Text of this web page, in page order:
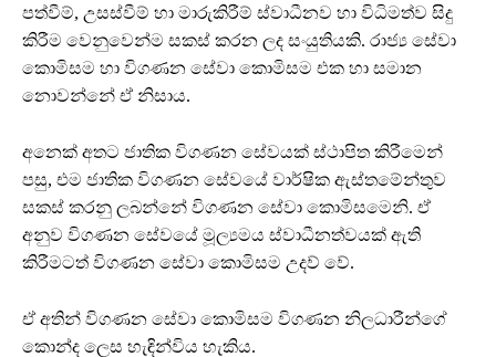
පත්වීම්, උසස්වීම් හා මාරුකිරීම් ස්වාධීනව හා විධිමත්ව සිදු
කිරීම වෙනුවෙන්ම සකස් කරන ලද සංයුතියකි. රාජ්‍ය සේවා
කොමිසම හා විගණන සේවා කොමිසම එක හා සමාන
නොවන්නේ ඒ නිසාය.
අනෙක් අතට ජාතික විගණන සේවයක් ස්ථාපිත කිරීමෙන්
පසු, එම ජාතික විගණන සේවයේ වාර්ෂික ඇස්තමේන්තුව
සකස් කරනු ලබන්නේ විගණන සේවා කොමිසමෙනි. ඒ
අනුව විගණන සේවයේ මූල්‍යමය ස්වාධීනත්වයක් ඇති
කිරීමටත් විගණන සේවා කොමිසම උදව් වේ.
ඒ අතින් විගණන සේවා කොමිසම විගණන නිලධාරීන්ගේ
කොන්ද ලෙස හැඳින්විය හැකිය.